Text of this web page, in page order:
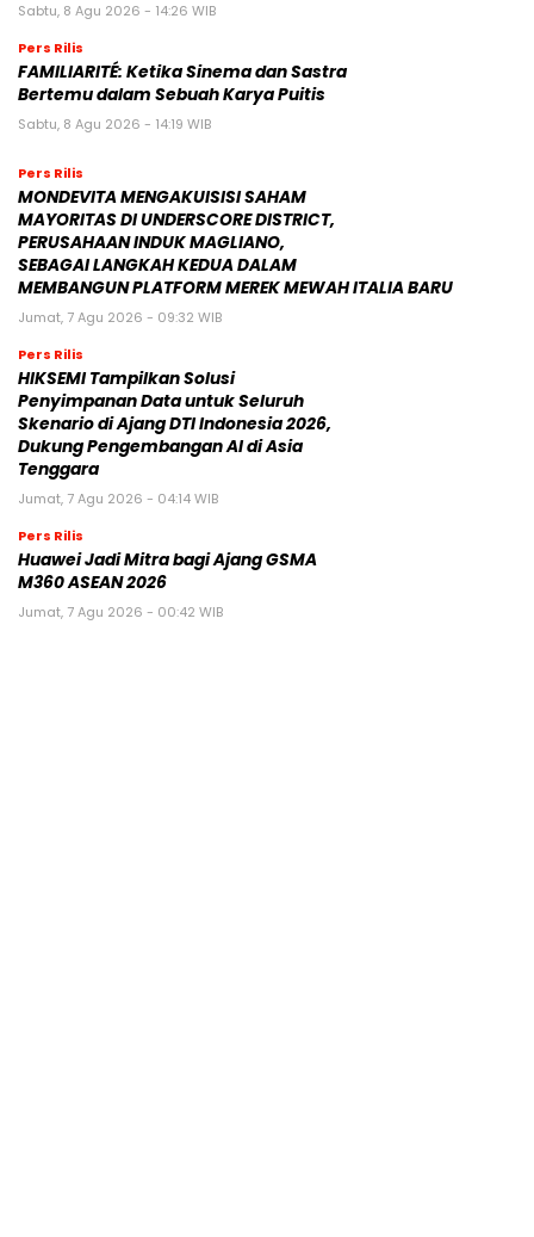
Sabtu, 8 Agu 2026 - 14:26 WIB
Pers Rilis
FAMILIARITÉ: Ketika Sinema dan Sastra
Bertemu dalam Sebuah Karya Puitis
Sabtu, 8 Agu 2026 - 14:19 WIB
Pers Rilis
MONDEVITA MENGAKUISISI SAHAM
MAYORITAS DI UNDERSCORE DISTRICT,
PERUSAHAAN INDUK MAGLIANO,
SEBAGAI LANGKAH KEDUA DALAM
MEMBANGUN PLATFORM MEREK MEWAH ITALIA BARU
Jumat, 7 Agu 2026 - 09:32 WIB
Pers Rilis
HIKSEMI Tampilkan Solusi
Penyimpanan Data untuk Seluruh
Skenario di Ajang DTI Indonesia 2026,
Dukung Pengembangan AI di Asia
Tenggara
Jumat, 7 Agu 2026 - 04:14 WIB
Pers Rilis
Huawei Jadi Mitra bagi Ajang GSMA
M360 ASEAN 2026
Jumat, 7 Agu 2026 - 00:42 WIB